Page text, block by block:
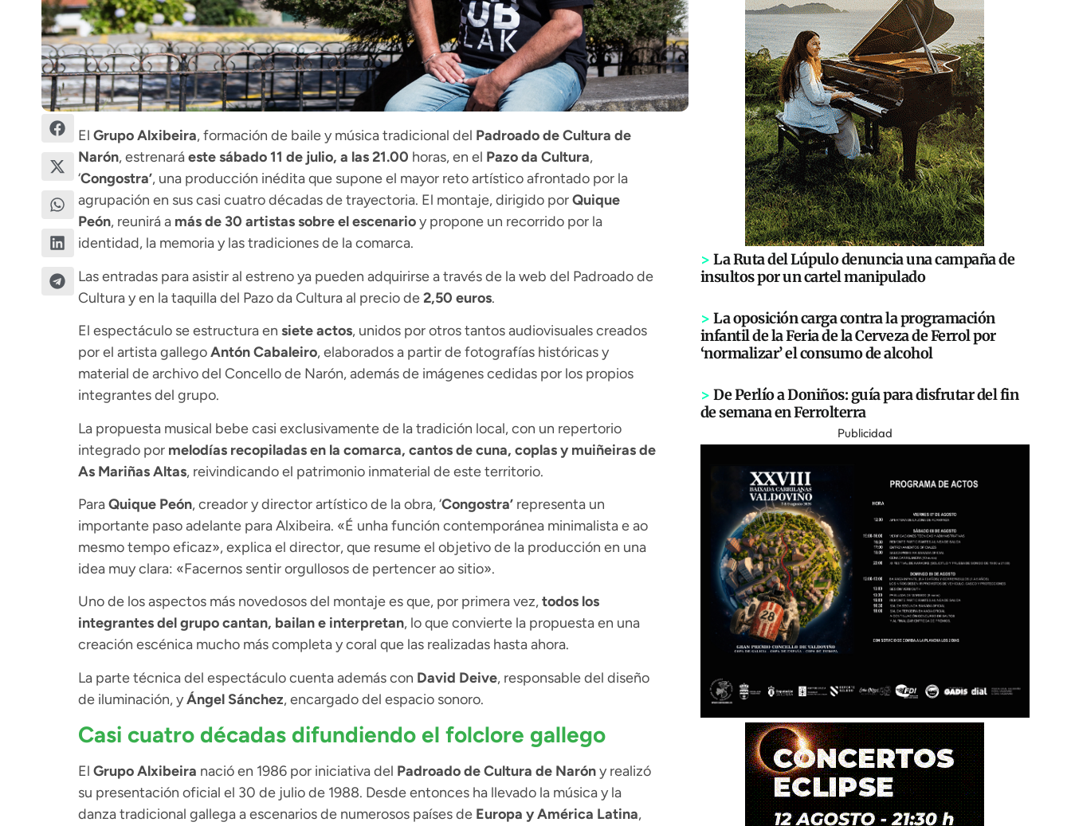
El Grupo Alxibeira, formación de baile y música tradicional del Padroado de Cultura de
Narón, estrenaráeste sábado 11 de julio, a las 21.00 horas, en el Pazo da Cultura,
‘Congostra’, una producción inédita que supone el mayor reto artístico afrontado por la
agrupación en sus casi cuatro décadas de trayectoria. El montaje, dirigido porQuique
Peón, reunirá a más de 30 artistas sobre el escenarioy propone un recorrido por la
identidad, la memoria y las tradiciones de la comarca.
Las entradas para asistir al estreno ya pueden adquirirse a través de la web del Padroado de
Cultura y en la taquilla del Pazo da Cultura al precio de2,50 euros.
El espectáculo se estructura en siete actos, unidos por otros tantos audiovisuales creados
por el artista gallegoAntón Cabaleiro, elaborados a partir de fotografías históricas y
material de archivo del Concello de Narón, además de imágenes cedidas por los propios
integrantes del grupo.
La propuesta musical bebe casi exclusivamente de la tradición local, con un repertorio
integrado por melodías recopiladas en la comarca, cantos de cuna, coplas y muiñeiras de
As Mariñas Altas, reivindicando el patrimonio inmaterial de este territorio.
ParaQuique Peón, creador y director artístico de la obra, ‘Congostra’representa un
importante paso adelante para Alxibeira. «É unha función contemporánea minimalista e ao
mesmo tempo eficaz», explica el director, que resume el objetivo de la producción en una
idea muy clara: «Facernos sentir orgullosos de pertencer ao sitio».
Uno de los aspectos más novedosos del montaje es que, por primera vez,todos los
integrantes del grupo cantan, bailan e interpretan, lo que convierte la propuesta en una
creación escénica mucho más completa y coral que las realizadas hasta ahora.
La parte técnica del espectáculo cuenta además con David Deive, responsable del diseño
de iluminación, yÁngel Sánchez, encargado del espacio sonoro.
Casi cuatro décadas difundiendo el folclore gallego
El Grupo Alxibeira nació en 1986 por iniciativa del Padroado de Cultura de Naróny realizó
su presentación oficial el 30 de julio de 1988. Desde entonces ha llevado la música y la
danza tradicional gallega a escenarios de numerosos países de Europa y América Latina,
> La Ruta del Lúpulo denuncia una campaña de
insultos por un cartel manipulado
> La oposición carga contra la programación
infantil de la Feria de la Cerveza de Ferrol por
‘normalizar’ el consumo de alcohol
> De Perlío a Doniños: guía para disfrutar del fin
de semana en Ferrolterra
Publicidad